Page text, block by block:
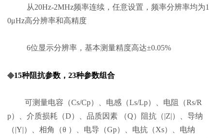
从20Hz-2MHz频率连续，任意设置，频率分辨率均为1
0μHz高分辨率和高精度
6位显示分辨率，基本测量精度高达±0.05%
◆15种阻抗参数，23种参数组合
可测量电容（Cs/Cp）、电感（Ls/Lp）、电阻（Rs/R
p）、介质损耗（D）、品质因素 （Q）阻抗（|Z|）、导纳
（|Y|）、相角（θ ）、电导（Gp）、电抗（Xs）、电纳